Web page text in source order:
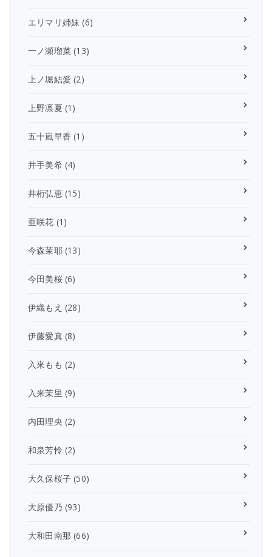
エリマリ姉妹 (6)
一ノ瀬瑠菜 (13)
上ノ堀結愛 (2)
上野凛夏 (1)
五十嵐早香 (1)
井手美希(4)
井桁弘恵(15)
亜咲花 (1)
今森茉耶(13)
今田美桜(6)
伊織もえ (28)
伊藤愛真(8)
入來もも (2)
入来茉里 (9)
内田理央 (2)
和泉芳怜 (2)
大久保桜子 (50)
大原優乃 (93)
大和田南那 (66)